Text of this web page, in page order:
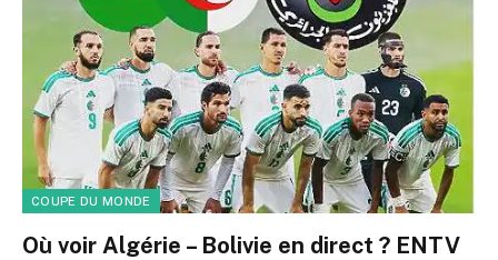
COUPE DU MONDE
Où voir Algérie – Bolivie en direct ? ENTV